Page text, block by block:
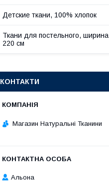
Детские ткани, 100% хлопок
Ткани для постельного, ширина
220 см
КОНТАКТИ
Магазин Натуральні Тканини
Альона